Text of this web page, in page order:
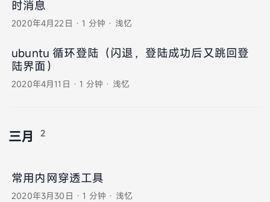
时消息
2020年4月22日 ·1 分钟 · 浅忆
ubuntu 循环登陆（闪退，登陆成功后又跳回登
陆界面）
2020年4月11日 ·1 分钟 · 浅忆
三月 2
常用内网穿透工具
2020年3月30日 ·1 分钟 · 浅忆